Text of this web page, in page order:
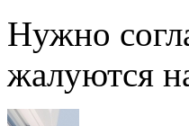
Нужно
жалуются